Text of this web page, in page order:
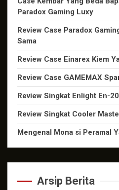
Paradox Gaming Luxy
Review Case Paradox
Sama
Review Case Einarex Kiem
Review Case GAMEMAX
Review Singkat Enlight En-
Review Singkat Cooler
Mengenal Mona si Peramal
Arsip Berita